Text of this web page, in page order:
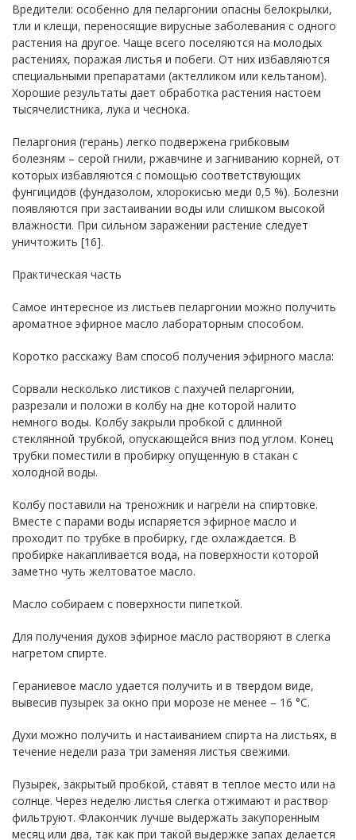
Вредители: особенно для пеларгонии опасны белокрылки,
тли и клещи, переносящие вирусные заболевания с одного
растения на другое. Чаще всего поселяются на молодых
растениях, поражая листья и побеги. От них избавляются
специальными препаратами (актелликом или кельтаном).
Хорошие результаты дает обработка растения настоем
тысячелистника, лука и чеснока.
Пеларгония (герань) легко подвержена грибковым
болезням – серой гнили, ржавчине и загниванию корней, от
которых избавляются с помощью соответствующих
фунгицидов (фундазолом, хлорокисью меди 0,5 %). Болезни
появляются при застаивании воды или слишком высокой
влажности. При сильном заражении растение следует
уничтожить [16].
Практическая часть
Самое интересное из листьев пеларгонии можно получить
ароматное эфирное масло лабораторным способом.
Коротко расскажу Вам способ получения эфирного масла:
Сорвали несколько листиков с пахучей пеларгонии,
разрезали и положи в колбу на дне которой налито
немного воды. Колбу закрыли пробкой с длинной
стеклянной трубкой, опускающейся вниз под углом. Конец
трубки поместили в пробирку опущенную в стакан с
холодной воды.
Колбу поставили на треножник и нагрели на спиртовке.
Вместе с парами воды испаряется эфирное масло и
проходит по трубке в пробирку, где охлаждается. В
пробирке накапливается вода, на поверхности которой
заметно чуть желтоватое масло.
Масло собираем с поверхности пипеткой.
Для получения духов эфирное масло растворяют в слегка
нагретом спирте.
Гераниевое масло удается получить и в твердом виде,
вывесив пузырек за окно при морозе не менее – 16 °С.
Духи можно получить и настаиванием спирта на листьях, в
течение недели раза три заменяя листья свежими.
Пузырек, закрытый пробкой, ставят в теплое место или на
солнце. Через неделю листья слегка отжимают и раствор
фильтруют. Флакончик лучше выдержать закупоренным
месяц или два, так как при такой выдержке запах делается